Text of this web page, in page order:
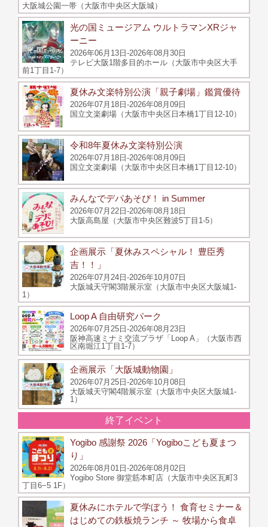
大阪城公園一帯（大阪市中央区大阪城）
光の国ミュージアム ウルトラマンXRジャ
ーニー
2026年06月13日-2026年08月30日
テレビ大阪1階多目的ホール（大阪市中央区大手
前1丁目1‐7）
夏休み文楽特別公演「親子劇場」鑑賞優待
2026年07月18日-2026年08月09日
国立文楽劇場（大阪市中央区日本橋1丁目12-10）
令和8年夏休み文楽特別公演
2026年07月18日-2026年08月09日
国立文楽劇場（大阪市中央区日本橋1丁目12-10）
みんなでデパあそび！ in Summer
2026年07月22日-2026年08月18日
大阪高島屋（大阪市中央区難波5丁目1-5）
企画展示「夏休みスペシャル！ 豊臣秀
吉！！」
2026年07月24日-2026年10月07日
大阪城天守閣3階展示室（大阪市中央区大阪城1-
1）
Loop A 自由研究パーク
2026年07月25日-2026年08月23日
阪神高速ミナミ交流プラザ「Loop A」（大阪市西
区南堀江1丁目1-7）
企画展示「大阪城動物園」
2026年07月25日-2026年10月08日
大阪城天守閣4階展示室（大阪市中央区大阪城1-
1）
終了イベント
Yogibo 感謝祭 2026「Yogiboこども夏まつ
り」
2026年08月01日-2026年08月02日
Yogibo Store 御堂筋本町店（大阪市中央区瓦町3
丁目6−5 1F）
夏休みにホテルで学ぼう！ 食育セミナー＆
はじめての鉄板焼ランチ ～ 牧場から食卓